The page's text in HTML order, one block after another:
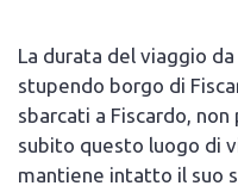
La durata del viaggio
stupendo borgo di
sbarcati a Fiscardo,
subito questo luogo di
mantiene intatto il suo